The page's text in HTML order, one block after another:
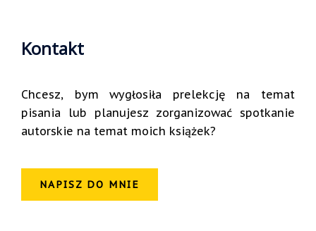
Kontakt
Chcesz, bym wygłosiła prelekcję na temat
pisania lub planujesz zorganizować spotkanie
autorskie na temat moich książek?
NAPISZ DO MNIE